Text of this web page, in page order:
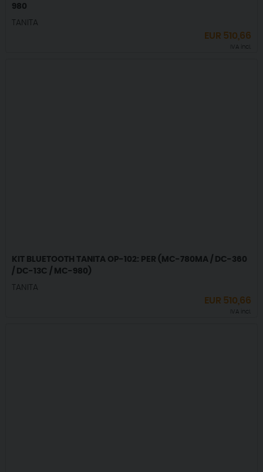
980
TANITA
EUR 510,66
IVA incl.
KIT BLUETOOTH TANITA OP-102: PER (MC-780MA / DC-360
/ DC-13C / MC-980)
TANITA
EUR 510,66
IVA incl.